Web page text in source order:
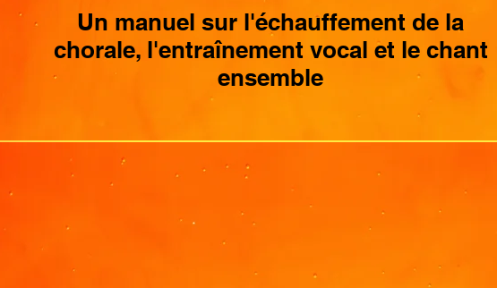
Un manuel sur l'échauffement de la
chorale, l'entraînement vocal et le chant
ensemble